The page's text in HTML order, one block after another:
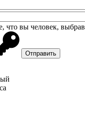
что вы человек, выбрав